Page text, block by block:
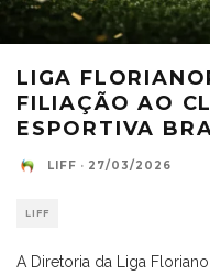
LIGA
FILIAÇÃO AO
ESPORTIVA
LIFF · 27/03/2026
LIFF
A Diretoria da Liga